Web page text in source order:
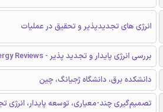
انرژی های تجدیدپذیر و تحقیق در عملیات
بررسی انرژی پایدار و تجدید پذیر - Renewable and Sustainable Energy Reviews
دانشکده برق، دانشگاه ژجیانگ، چین
تصمیم‌گیری چند-معیاری، توسعه‌ پایدار، انرژی